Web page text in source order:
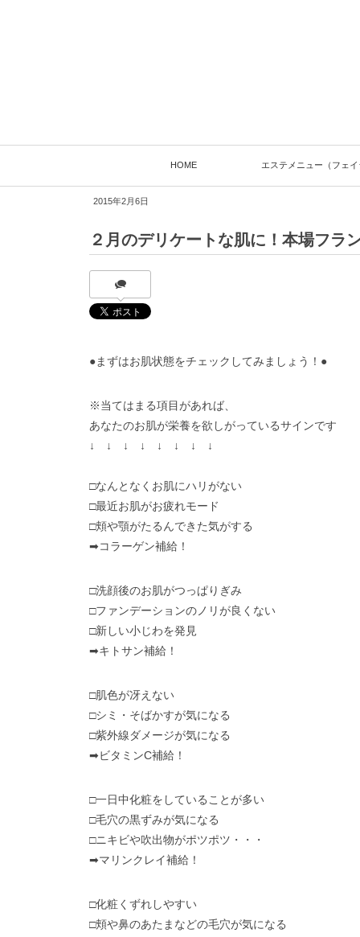
HOME エステメニュー（フェ
2015年2月6日
２月のデリケートな肌に！本場フラ
●まずはお肌状態をチェックしてみましょう！●
※当てはまる項目があれば、
あなたのお肌が栄養を欲しがっているサインです
↓ ↓ ↓ ↓ ↓ ↓ ↓ ↓
□なんとなくお肌にハリがない
□最近お肌がお疲れモード
□頬や顎がたるんできた気がする
➡コラーゲン補給！
□洗顔後のお肌がつっぱりぎみ
□ファンデーションのノリが良くない
□新しい小じわを発見
➡キトサン補給！
□肌色が冴えない
□シミ・そばかすが気になる
□紫外線ダメージが気になる
➡ビタミンC補給！
□一日中化粧をしていることが多い
□毛穴の黒ずみが気になる
□ニキビや吹出物がポツポツ・・・
➡マリンクレイ補給！
□化粧くずれしやすい
□頬や鼻のあたまなどの毛穴が気になる